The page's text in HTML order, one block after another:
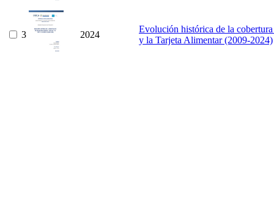
3 2024
Evolución histórica de la
y la Tarjeta Alimentar (2009-2024)